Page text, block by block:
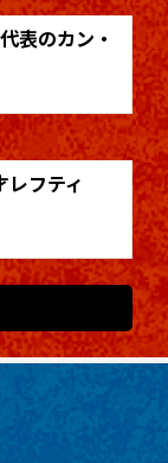
表のカン・
フティ